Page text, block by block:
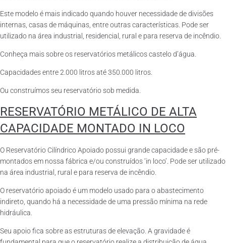
Este modelo é mais indicado quando houver necessidade de divisões
internas, casas de máquinas, entre outras características. Pode ser
utilizado na área industrial, residencial, rural e para reserva de incêndio.
Conheça mais sobre os reservatórios metálicos castelo d’água.
Capacidades entre 2.000 litros até 350.000 litros.
Ou construímos seu reservatório sob medida.
RESERVATÓRIO METÁLICO DE ALTA
CAPACIDADE MONTADO IN LOCO
O Reservatório Cilíndrico Apoiado possui grande capacidade e são pré-
montados em nossa fábrica e/ou construídos ‘in loco’. Pode ser utilizado
na área industrial, rural e para reserva de incêndio.
O reservatório apoiado é um modelo usado para o abastecimento
indireto, quando há a necessidade de uma pressão mínima na rede
hidráulica.
Seu apoio fica sobre as estruturas de elevação. A gravidade é